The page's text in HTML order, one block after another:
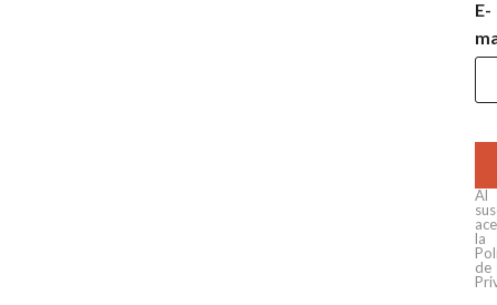
E-
Al
la
de